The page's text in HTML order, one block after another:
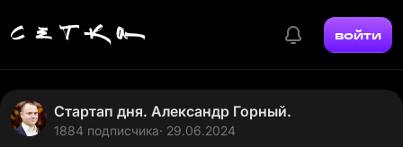
войти
Стартап дня. Александр Горный.
1884 подписчика· 29.06.2024